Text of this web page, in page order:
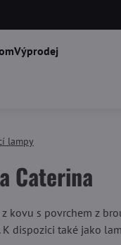
Výprodej
lampy
Caterina
kovu s povrchem z
dispozici také jako